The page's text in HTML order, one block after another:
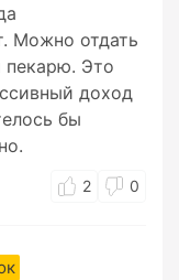
Можно отдать
пекарю. Это
доход
бы
2 0